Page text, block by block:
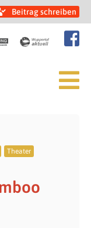
Beitrag schreiben
Theater